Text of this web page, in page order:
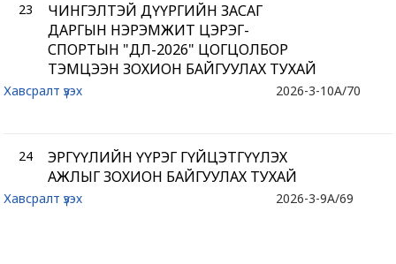
23
ЧИНГЭЛТЭЙ ДҮҮРГИЙН ЗАСАГ
ДАРГЫН НЭРЭМЖИТ ЦЭРЭГ-
СПОРТЫН "ДӨЛ-2026" ЦОГЦОЛБОР
ТЭМЦЭЭН ЗОХИОН БАЙГУУЛАХ ТУХАЙ
2026-3-10A/70
Хавсралт үзэх
24
ЭРГҮҮЛИЙН ҮҮРЭГ ГҮЙЦЭТГҮҮЛЭХ
АЖЛЫГ ЗОХИОН БАЙГУУЛАХ ТУХАЙ
2026-3-9A/69
Хавсралт үзэх